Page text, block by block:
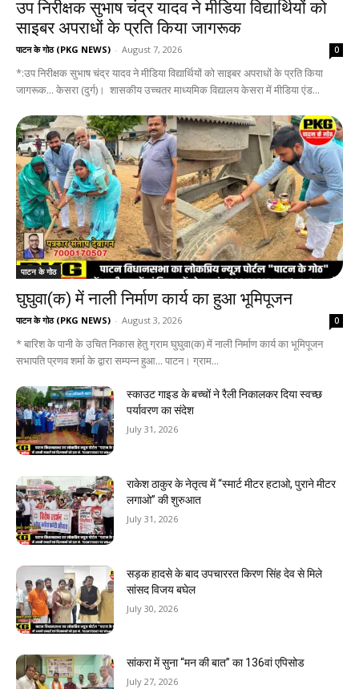
उप निरीक्षक सुभाष चंद्र यादव ने मीडिया विद्यार्थियों को
साइबर अपराधों के प्रति किया जागरूक
पाटन के गोठ (PKG NEWS) - August 7, 2026 0
*:उप निरीक्षक सुभाष चंद्र यादव ने मीडिया विद्यार्थियों को साइबर अपराधों के प्रति किया
जागरूक... केसरा (दुर्ग)। शासकीय उच्चतर माध्यमिक विद्यालय केसरा में मीडिया एंड...
पाटन के गोठ
घुघुवा(क) में नाली निर्माण कार्य का हुआ भूमिपूजन
पाटन के गोठ (PKG NEWS) - August 3, 2026 0
* बारिश के पानी के उचित निकास हेतु ग्राम घुघुवा(क) में नाली निर्माण कार्य का भूमिपूजन
सभापति प्रणव शर्मा के द्वारा सम्पन्न हुआ... पाटन। ग्राम...
स्काउट गाइड के बच्चों ने रैली निकालकर दिया स्वच्छ
पर्यावरण का संदेश
July 31, 2026
राकेश ठाकुर के नेतृत्व में “स्मार्ट मीटर हटाओ, पुराने मीटर
लगाओ” की शुरुआत
July 31, 2026
सड़क हादसे के बाद उपचाररत किरण सिंह देव से मिले
सांसद विजय बघेल
July 30, 2026
सांकरा में सुना “मन की बात” का 136वां एपिसोड
July 27, 2026